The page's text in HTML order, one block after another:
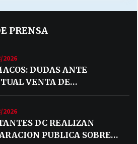
PRENSA
2026
DUDAS ANTE
VENTA DE
POR MERCADO
2026
DC REALIZAN
PUBLICA SOBRE